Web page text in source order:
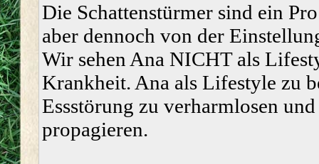
Die Schattenstürmer sind ein
aber dennoch von der
Wir sehen Ana NICHT als
Krankheit. Ana als Lifestyle zu
Essstörung zu verharmlosen
propagieren.